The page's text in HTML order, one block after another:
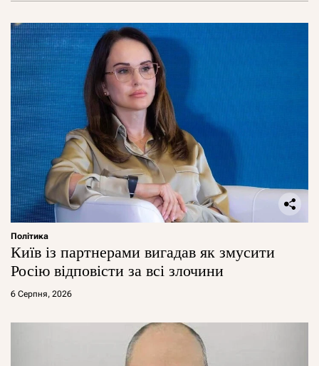
Політика
Київ із партнерами вигадав як змусити
Росію відповісти за всі злочини
6 Серпня, 2026